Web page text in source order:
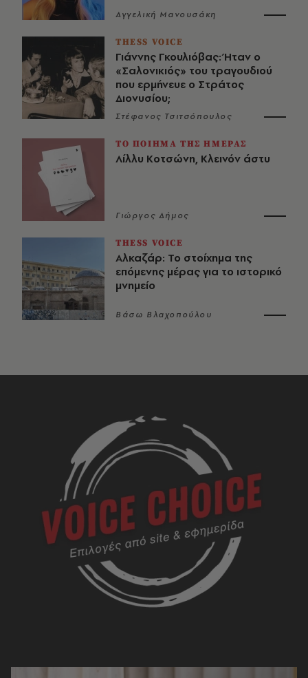
Αγγελική Μανουσάκη
THESS VOICE
Γιάννης Γκουλιόβας: Ήταν ο
«Σαλονικιός» του τραγουδιού
που ερμήνευε ο Στράτος
Διονυσίου;
Στέφανος Τσιτσόπουλος
ΤΟ ΠΟΙΗΜΑ ΤΗΣ ΗΜΕΡΑΣ
Λίλλυ Κοτσώνη, Κλεινόν άστυ
Γιώργος Δήμος
THESS VOICE
Αλκαζάρ: Το στοίχημα της
επόμενης μέρας για το ιστορικό
μνημείο
Βάσω Βλαχοπούλου